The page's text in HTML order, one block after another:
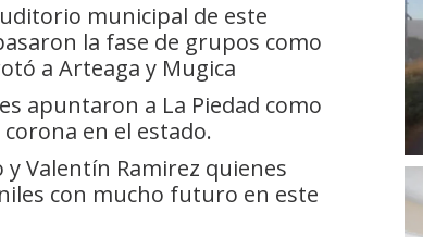
municipal de este
la fase de grupos como
a Arteaga y Mugica
apuntaron a La Piedad como
en el estado.
Valentín Ramirez quienes
con mucho futuro en este